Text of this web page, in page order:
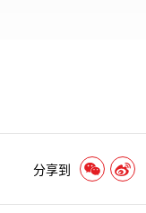
分享到